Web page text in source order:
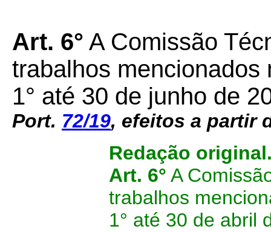
Art. 6° A Comissão
trabalhos mencionados
1° até 30 de junho de
Port. 72/19, efeitos a partir
Redação
Art. 6° A
trabalhos
1° até 30 de abril